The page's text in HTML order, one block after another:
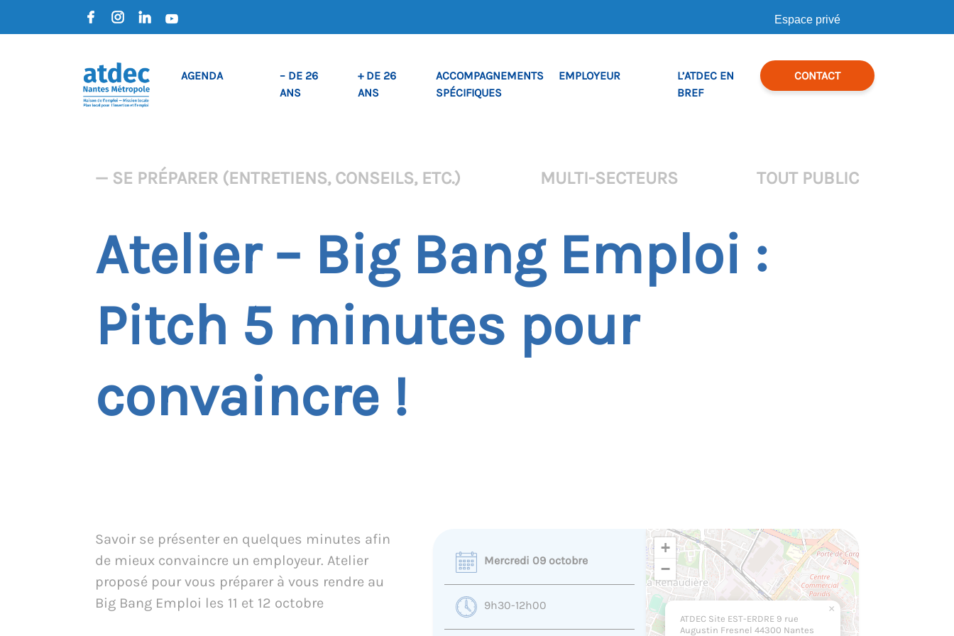
Espace privé
AGENDA
– DE 26
ANS
+ DE 26
ANS
ACCOMPAGNEMENTS
SPÉCIFIQUES
EMPLOYEUR
L’ATDEC EN
BREF
CONTACT
— SE PRÉPARER (ENTRETIENS, CONSEILS, ETC.) MULTI-SECTEURS TOUT PUBLIC
Atelier – Big Bang Emploi :
Pitch 5 minutes pour
convaincre !
Savoir se présenter en quelques minutes afin
de mieux convaincre un employeur. Atelier
proposé pour vous préparer à vous rendre au
Big Bang Emploi les 11 et 12 octobre
Mercredi 09 octobre
9h30-12h00
ATDEC Site EST-ERDRE 9 rue
Augustin Fresnel 44300 Nantes
×
+
−